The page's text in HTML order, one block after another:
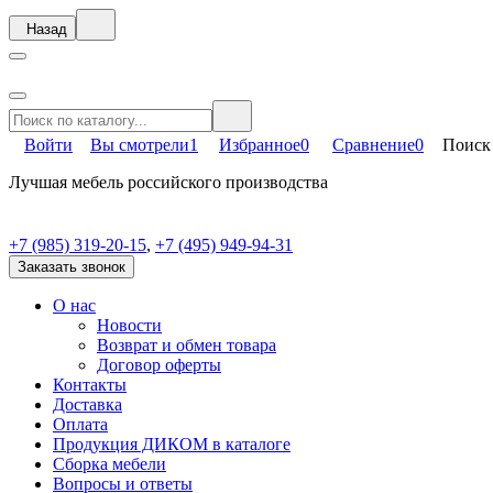
Назад
Войти Вы смотрели1 Избранное0 Сравнение0 Поиск
Лучшая мебель российского производства
+7 (985) 319-20-15, +7 (495) 949-94-31
Заказать звонок
О нас
Новости
Возврат и обмен товара
Договор оферты
Контакты
Доставка
Оплата
Продукция ДИКОМ в каталоге
Сборка мебели
Вопросы и ответы